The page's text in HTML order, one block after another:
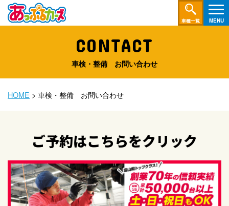
車種一覧
CONTACT
車検・整備 お問い合わせ
HOME > 車検・整備 お問い合わせ
ご予約はこちらをクリック